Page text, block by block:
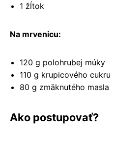
1 žĺtok
Na mrvenicu:
120 g polohrubej múky
110 g krupicového cukru
80 g zmäknutého masla
Ako postupovať?